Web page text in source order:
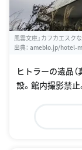
風雲文庫』カフカエスク
出典： ameblo.jp/hotel-
ヒトラーの遺品
設。館内撮影禁